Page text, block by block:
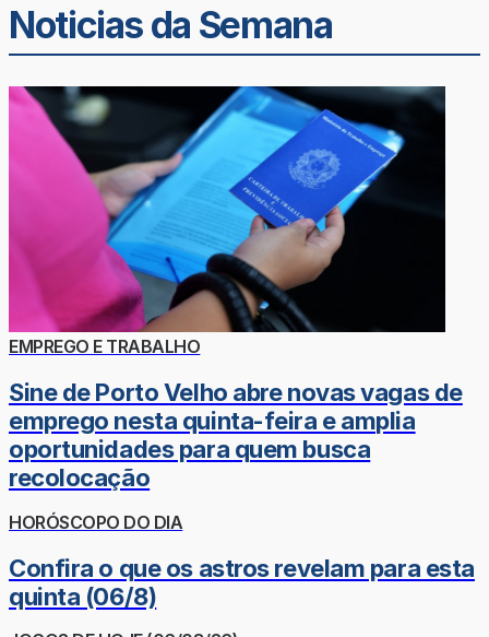
Noticias da Semana
EMPREGO E TRABALHO
Sine de Porto Velho abre novas vagas de
emprego nesta quinta-feira e amplia
oportunidades para quem busca
recolocação
HORÓSCOPO DO DIA
Confira o que os astros revelam para esta
quinta (06/8)